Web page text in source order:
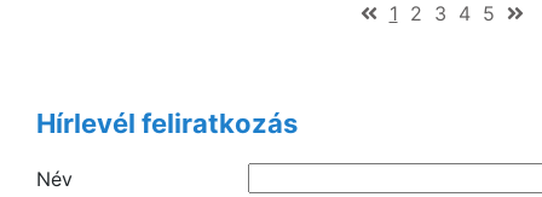
1(current)
2 3 4 5
Hírlevél feliratkozás
Név